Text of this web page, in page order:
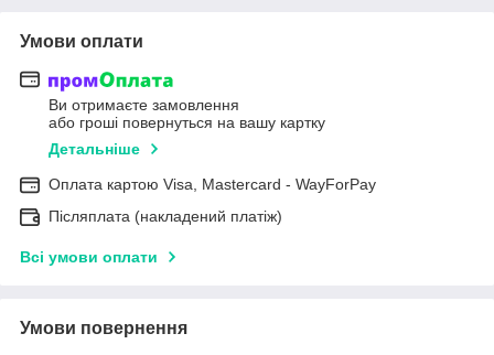
Умови оплати
Ви отримаєте замовлення
або гроші повернуться на вашу картку
Детальніше
Оплата картою Visa, Mastercard - WayForPay
Післяплата (накладений платіж)
Всі умови оплати
Умови повернення